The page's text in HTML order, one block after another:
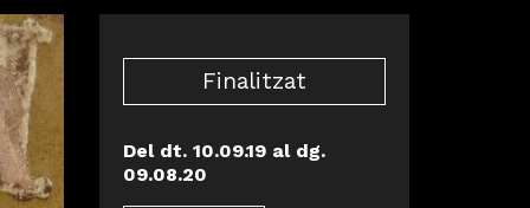
Finalitzat
Del dt. 10.09.19al dg.
09.08.20